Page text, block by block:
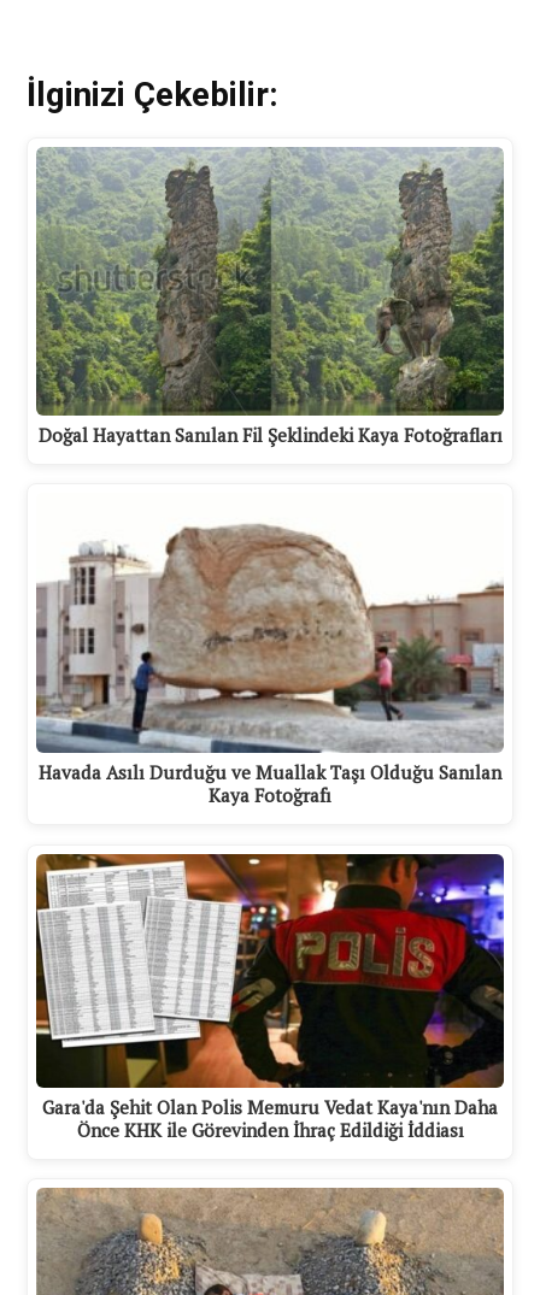
İlginizi Çekebilir:
Doğal Hayattan Sanılan Fil Şeklindeki Kaya Fotoğrafları
Havada Asılı Durduğu ve Muallak Taşı Olduğu Sanılan
Kaya Fotoğrafı
Gara'da Şehit Olan Polis Memuru Vedat Kaya'nın Daha
Önce KHK ile Görevinden İhraç Edildiği İddiası